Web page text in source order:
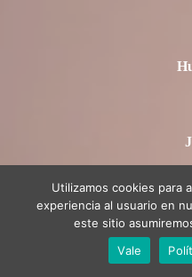
La
Utilizamos cookies para
experiencia al usuario en
este sitio
Vale